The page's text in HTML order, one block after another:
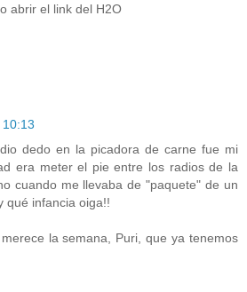
abrir el link del H2O
dedo en la picadora de carne fue mi
era meter el pie entre los radios de la
cuando me llevaba de "paquete" de un
qué infancia oiga!!
la semana, Puri, que ya tenemos